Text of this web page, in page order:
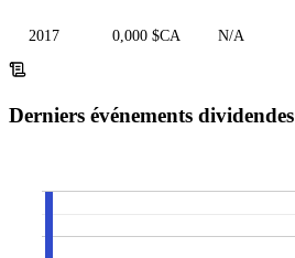
2017 0,000 $CA N/A
Derniers événements dividendes